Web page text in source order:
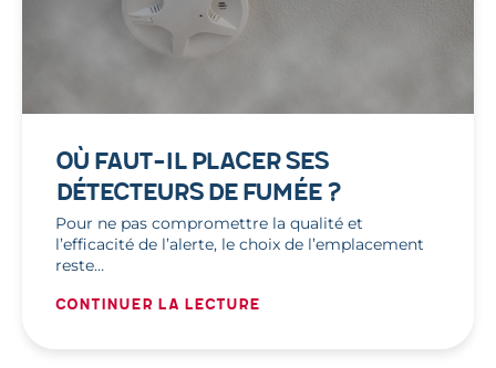
OÙ FAUT-IL PLACER SES
DÉTECTEURS DE FUMÉE ?
Pour ne pas compromettre la qualité et
l’efficacité de l’alerte, le choix de l’emplacement
reste…
Continuer la lecture